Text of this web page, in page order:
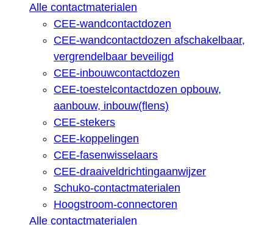
Alle contactmaterialen
CEE-wandcontactdozen
CEE-wandcontactdozen afschakelbaar,
vergrendelbaar beveiligd
CEE-inbouwcontactdozen
CEE-toestelcontactdozen opbouw,
aanbouw, inbouw(flens)
CEE-stekers
CEE-koppelingen
CEE-fasenwisselaars
CEE-draaiveldrichtingaanwijzer
Schuko-contactmaterialen
Hoogstroom-connectoren
Alle contactmaterialen